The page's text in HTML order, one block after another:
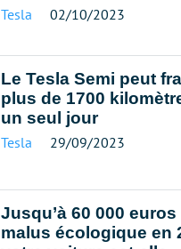
Tesla 02/10/2023
Le Tesla Semi peut
plus de 1700
un seul jour
Tesla 29/09/2023
Jusqu’à 60 000 euros
malus écologique en